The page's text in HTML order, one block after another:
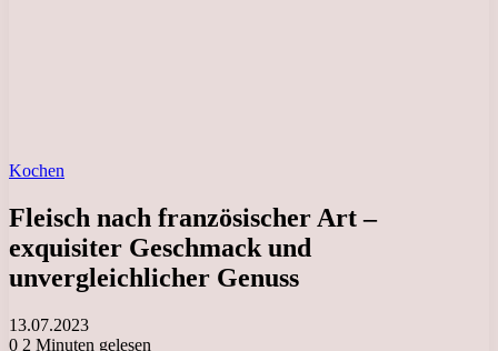
Kochen
Fleisch nach französischer Art –
exquisiter Geschmack und
unvergleichlicher Genuss
13.07.2023
0 2 Minuten gelesen